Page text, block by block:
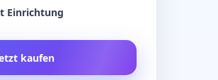
Einrichtung
kaufen